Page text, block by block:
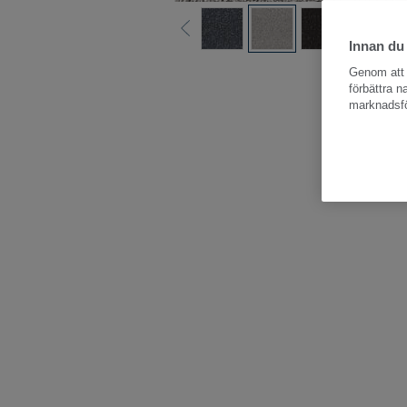
Hela
Innan
Genom
förbättra